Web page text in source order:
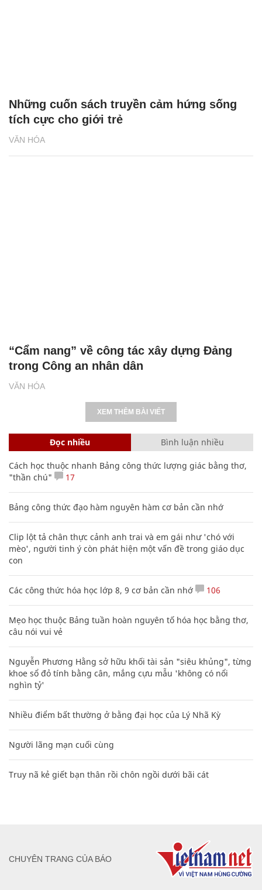
VĂN HÓA
Những cuốn sách truyền cảm hứng sống
tích cực cho giới trẻ
VĂN HÓA
“Cẩm nang” về công tác xây dựng Đảng
trong Công an nhân dân
XEM THÊM BÀI VIẾT
Đọc nhiều Bình luận nhiều
Cách học thuộc nhanh Bảng công thức lượng giác bằng thơ,
"thần chú"
17
Bảng công thức đạo hàm nguyên hàm cơ bản cần nhớ
Clip lột tả chân thực cảnh anh trai và em gái như 'chó với
mèo', người tinh ý còn phát hiện một vấn đề trong giáo dục
con
Các công thức hóa học lớp 8, 9 cơ bản cần nhớ 106
Mẹo học thuộc Bảng tuần hoàn nguyên tố hóa học bằng thơ,
câu nói vui vẻ
Nguyễn Phương Hằng sở hữu khối tài sản "siêu khủng", từng
khoe sổ đỏ tính bằng cân, mắng cựu mẫu 'không có nổi
nghìn tỷ'
Nhiều điểm bất thường ở bằng đại học của Lý Nhã Kỳ
Người lãng mạn cuối cùng
Truy nã kẻ giết bạn thân rồi chôn ngồi dưới bãi cát
CHUYÊN TRANG CỦA BÁO